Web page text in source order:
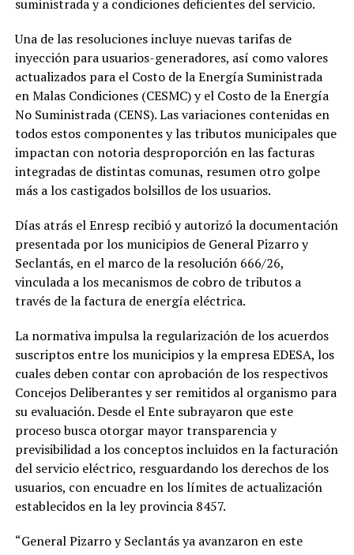
suministrada y a condiciones deficientes del servicio.
Una de las resoluciones incluye nuevas tarifas de
inyección para usuarios-generadores, así como valores
actualizados para el Costo de la Energía Suministrada
en Malas Condiciones (CESMC) y el Costo de la Energía
No Suministrada (CENS). Las variaciones contenidas en
todos estos componentes y las tributos municipales que
impactan con notoria desproporción en las facturas
integradas de distintas comunas, resumen otro golpe
más a los castigados bolsillos de los usuarios.
Días atrás el Enresp recibió y autorizó la documentación
presentada por los municipios de General Pizarro y
Seclantás, en el marco de la resolución 666/26,
vinculada a los mecanismos de cobro de tributos a
través de la factura de energía eléctrica.
La normativa impulsa la regularización de los acuerdos
suscriptos entre los municipios y la empresa EDESA, los
cuales deben contar con aprobación de los respectivos
Concejos Deliberantes y ser remitidos al organismo para
su evaluación. Desde el Ente subrayaron que este
proceso busca otorgar mayor transparencia y
previsibilidad a los conceptos incluidos en la facturación
del servicio eléctrico, resguardando los derechos de los
usuarios, con encuadre en los límites de actualización
establecidos en la ley provincia 8457.
“General Pizarro y Seclantás ya avanzaron en este